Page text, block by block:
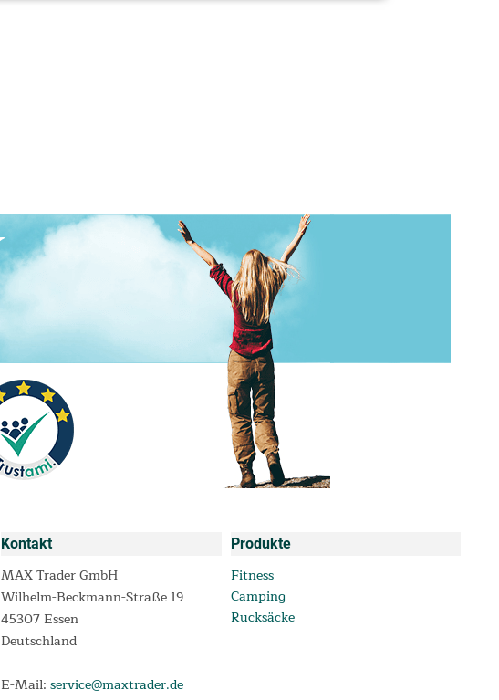
Kontakt
MAX Trader GmbH
Wilhelm-Beckmann-Straße 19
45307 Essen
Deutschland
E-Mail: service@maxtrader.de
Produkte
Fitness
Camping
Rucksäcke